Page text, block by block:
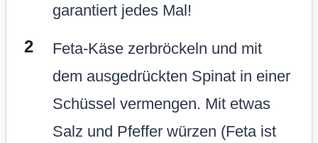
garantiert jedes Mal!
Feta-Käse zerbröckeln und mit
dem ausgedrückten Spinat in einer
Schüssel vermengen. Mit etwas
Salz und Pfeffer würzen (Feta ist